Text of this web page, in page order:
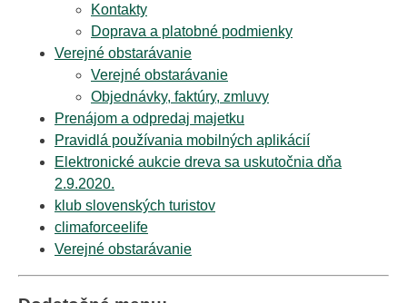
Kontakty
Doprava a platobné podmienky
Verejné obstarávanie
Verejné obstarávanie
Objednávky, faktúry, zmluvy
Prenájom a odpredaj majetku
Pravidlá používania mobilných aplikácií
Elektronické aukcie dreva sa uskutočnia dňa
2.9.2020.
klub slovenských turistov
climaforceelife
Verejné obstarávanie